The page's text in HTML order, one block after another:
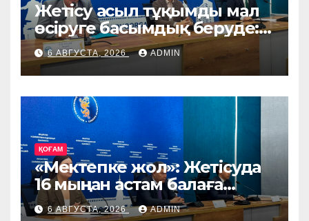
Жетісу асыл тұқымды мал
өсіруге басымдық беруде:
өңірге Ирландия, Дания
және Германиядан асыл
тұқымды жануарлар
жеткізіледі
6 АВГУСТА, 2026 ADMIN
ҚОҒАМ
«Мектепке жол»: Жетісуда
16 мыңнан астам балаға
көмек көрсетіледі
6 АВГУСТА, 2026 ADMIN